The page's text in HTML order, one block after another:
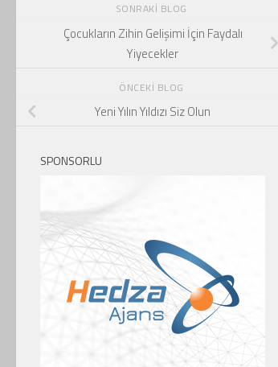
SONRAKI BLOG
Çocukların Zihin Gelişimi İçin Faydalı
Yiyecekler
ÖNCEKI BLOG
Yeni Yılın Yıldızı Siz Olun
SPONSORLU